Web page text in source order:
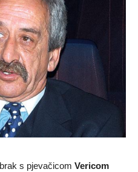
s pjevačicom Vericom